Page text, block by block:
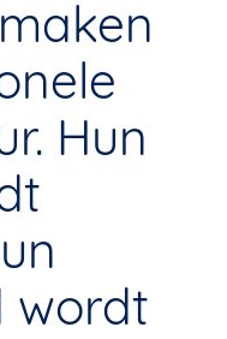
Hun
wordt